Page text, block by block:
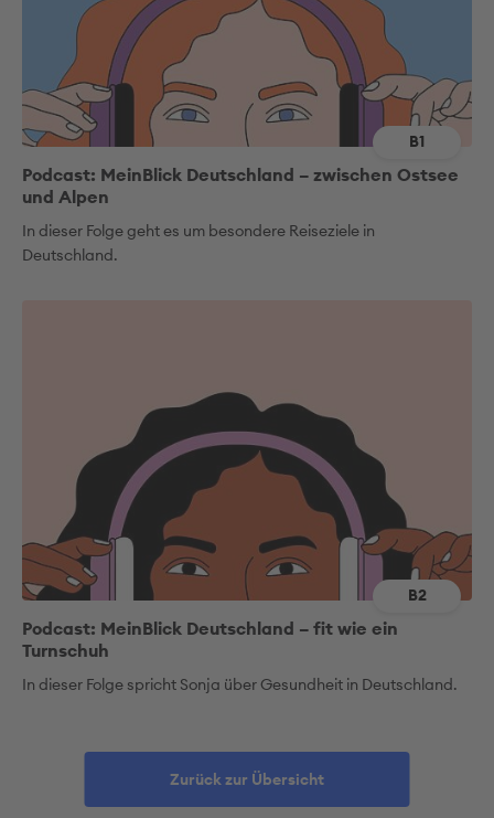
B1
Podcast: MeinBlick Deutschland – zwischen Ostsee
und Alpen
In dieser Folge geht es um besondere Reiseziele in
Deutschland.
B2
Podcast: MeinBlick Deutschland – fit wie ein
Turnschuh
In dieser Folge spricht Sonja über Gesundheit in Deutschland.
Zurück zur Übersicht